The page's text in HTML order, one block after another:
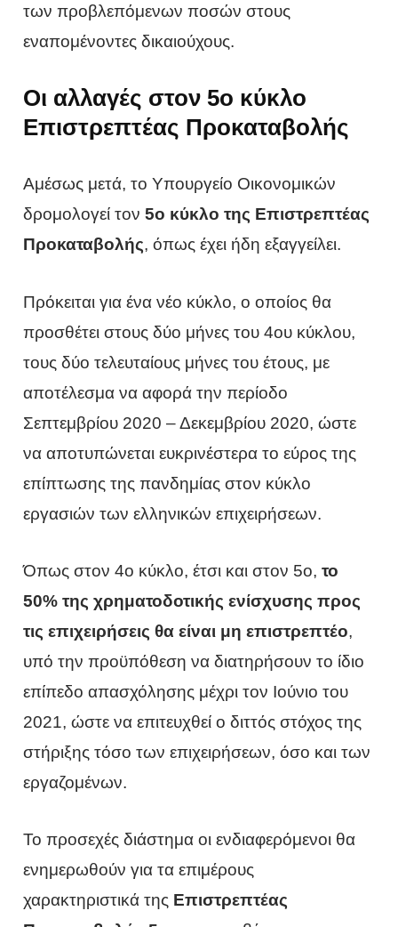
των προβλεπόμενων ποσών στους
εναπομένοντες δικαιούχους.
Οι αλλαγές στον 5ο κύκλο
Επιστρεπτέας Προκαταβολής
Αμέσως μετά, το Υπουργείο Οικονομικών
δρομολογεί τον 5ο κύκλο της Επιστρεπτέας
Προκαταβολής, όπως έχει ήδη εξαγγείλει.
Πρόκειται για ένα νέο κύκλο, ο οποίος θα
προσθέτει στους δύο μήνες του 4ου κύκλου,
τους δύο τελευταίους μήνες του έτους, με
αποτέλεσμα να αφορά την περίοδο
Σεπτεμβρίου 2020 – Δεκεμβρίου 2020, ώστε
να αποτυπώνεται ευκρινέστερα το εύρος της
επίπτωσης της πανδημίας στον κύκλο
εργασιών των ελληνικών επιχειρήσεων.
Όπως στον 4ο κύκλο, έτσι και στον 5ο,το
50% της χρηματοδοτικής ενίσχυσης προς
τις επιχειρήσεις θα είναι μη επιστρεπτέο,
υπό την προϋπόθεση να διατηρήσουν το ίδιο
επίπεδο απασχόλησης μέχρι τον Ιούνιο του
2021, ώστε να επιτευχθεί ο διττός στόχος της
στήριξης τόσο των επιχειρήσεων, όσο και των
εργαζομένων.
Το προσεχές διάστημα οι ενδιαφερόμενοι θα
ενημερωθούν για τα επιμέρους
χαρακτηριστικά της Επιστρεπτέας